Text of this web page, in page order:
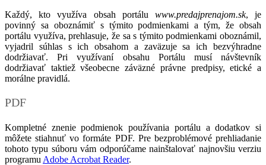
Každý, kto využíva obsah portálu www.predajprenajom.sk, je
povinný sa oboznámiť s týmito podmienkami a tým, že obsah
portálu využíva, prehlasuje, že sa s týmito podmienkami oboznámil,
vyjadril súhlas s ich obsahom a zaväzuje sa ich bezvýhradne
dodržiavať. Pri využívaní obsahu Portálu musí návštevník
dodržiavať taktiež všeobecne záväzné právne predpisy, etické a
morálne pravidlá.
PDF
Kompletné znenie podmienok používania portálu a dodatkov si
môžete stiahnuť vo formáte PDF. Pre bezproblémové prehliadanie
tohoto typu súboru vám odporúčame nainštalovať najnovšiu verziu
programu Adobe Acrobat Reader.